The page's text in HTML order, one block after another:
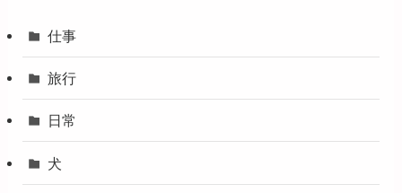
仕事
旅行
日常
犬